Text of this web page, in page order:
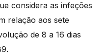
considera as infeções
relação aos sete
de 8 a 16 dias